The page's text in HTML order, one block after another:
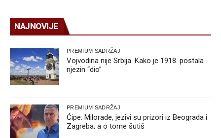
NAJNOVIJE
PREMIUM SADRŽAJ
Vojvodina nije Srbija. Kako je 1918. postala
njezin “dio”
PREMIUM SADRŽAJ
Ćipe: Milorade, jezivi su prizori iz Beograda i
Zagreba, a o tome šutiš